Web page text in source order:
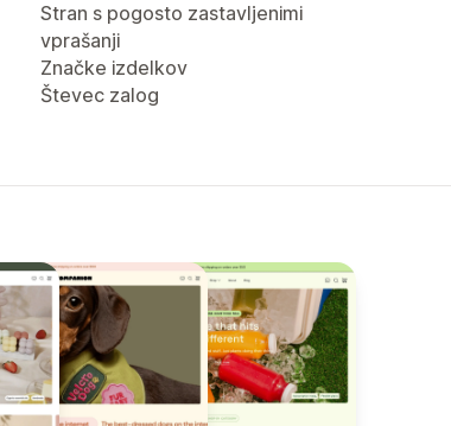
Stran s pogosto zastavljenimi
vprašanji
Značke izdelkov
Števec zalog